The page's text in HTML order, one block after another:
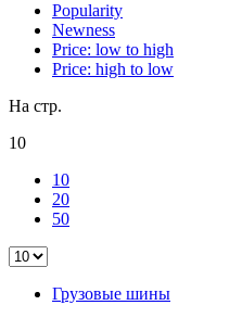
Popularity
Newness
Price: low to high
Price: high to low
На стр.
10
10
20
50
Грузовые шины